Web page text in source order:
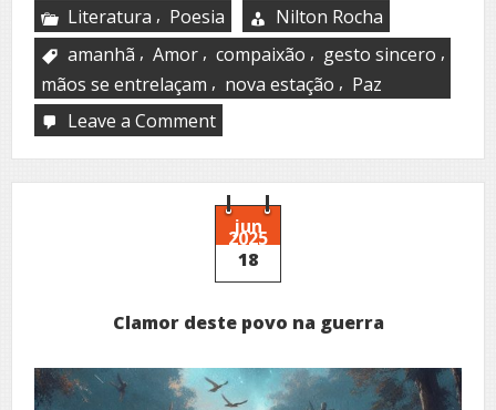
Literatura , Poesia
Nilton Rocha
amanhã , Amor , compaixão , gesto sincero ,
mãos se entrelaçam , nova estação , Paz
Leave a Commenton
o
mundo
jun
2025
18
Clamor deste povo na guerra